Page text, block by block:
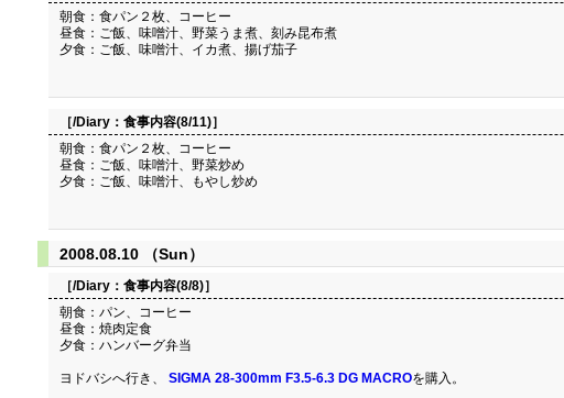
朝食：食パン２枚、コーヒー
昼食：ご飯、味噌汁、野菜うま煮、刻み昆布煮
夕食：ご飯、味噌汁、イカ煮、揚げ茄子
［/Diary： 食事内容(8/11)］
朝食：食パン２枚、コーヒー
昼食：ご飯、味噌汁、野菜炒め
夕食：ご飯、味噌汁、もやし炒め
2008.08.10 （Sun）
［/Diary： 食事内容(8/8)］
朝食：パン、コーヒー
昼食：焼肉定食
夕食：ハンバーグ弁当
ヨドバシへ行き、 SIGMA 28-300mm F3.5-6.3 DG MACROを購入。